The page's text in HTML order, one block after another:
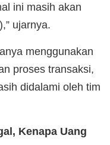
ini masih akan
ujarnya.
menggunakan
proses transaksi,
didalami oleh tim
Kenapa Uang